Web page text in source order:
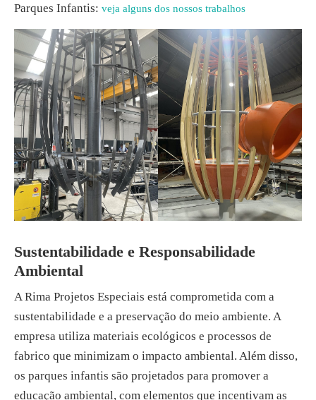
Parques Infantis: veja alguns dos nossos trabalhos
Sustentabilidade e Responsabilidade
Ambiental
A Rima Projetos Especiais está comprometida com a
sustentabilidade e a preservação do meio ambiente. A
empresa utiliza materiais ecológicos e processos de
fabrico que minimizam o impacto ambiental. Além disso,
os parques infantis são projetados para promover a
educação ambiental, com elementos que incentivam as